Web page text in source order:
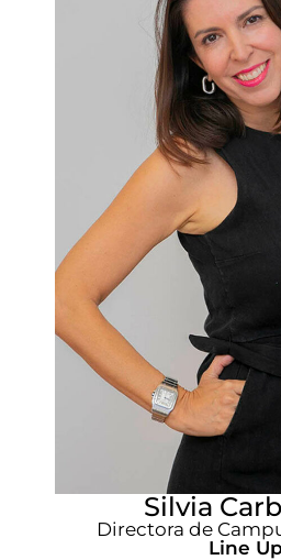
Silvia
Directora de
Line Up